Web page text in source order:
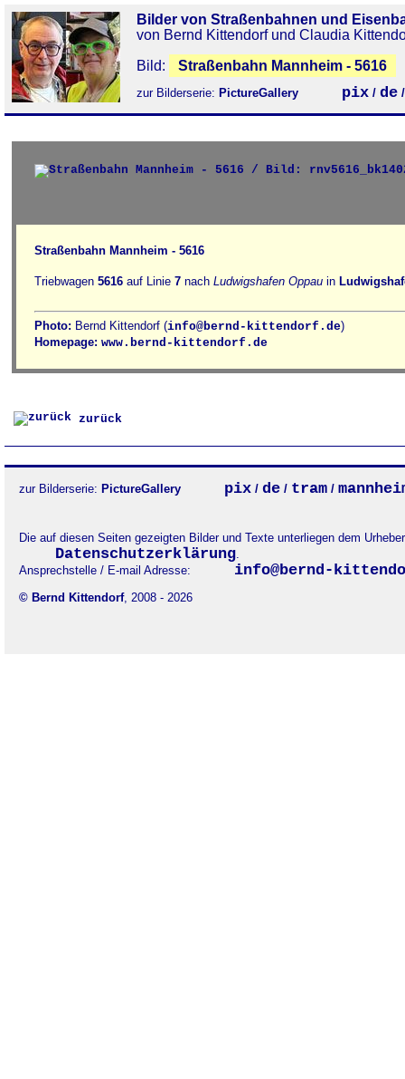
Bilder von Straßenbahnen und
von Bernd Kittendorf und Claudia
Bild:
Straßenbahn Mannheim - 5616
zur Bilderserie: PictureGallery pix / de
Straßenbahn Mannheim - 5616
Triebwagen 5616 auf Linie 7 nach Ludwigshafen Oppau in
Photo: Bernd Kittendorf (info@bernd-kittendorf.de)
Homepage: www.bernd-kittendorf.de
zurück
zur Bilderserie: PictureGallery pix / de / tram /
Die auf diesen Seiten gezeigten Bilder und Texte unterliegen dem
Datenschutzerklärung.
Ansprechstelle / E-mail Adresse:
info@bernd-
© Bernd Kittendorf, 2008 - 2026